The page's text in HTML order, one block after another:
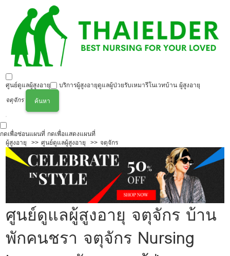
ศูนย์ดูแลผู้สูงอายุ บริการผู้สูงอายุดูแลผู้ป่วยรับเหมารีโนเวทบ้าน ผู้สูงอายุ
จตุจักร
ค้นหา
กดเพื่อซ่อนแผนที่ กดเพื่อแสดงแผนที่
ผู้สูงอายุ
ศูนย์ดูแลผู้สูงอายุ จตุจักร
ศูนย์ดูแลผู้สูงอายุ จตุจักร บ้าน
พักคนชรา จตุจักร Nursing